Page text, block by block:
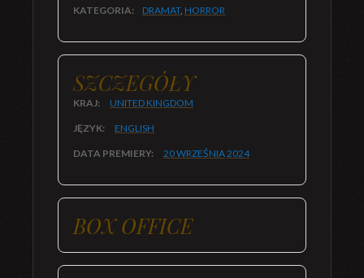
KATEGORIA: DRAMAT, HORROR
SZCZEGÓŁY
KRAJ: UNITED KINGDOM
JĘZYK: ENGLISH
DATA PREMIERY: 20 WRZEŚNIA2024
BOX OFFICE